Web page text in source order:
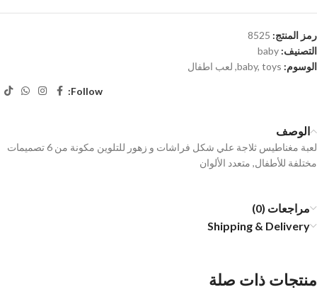
رمز المنتج: 8525
التصنيف: baby
الوسوم:
baby, toys
, لعب اطفال
Follow:
الوصف
لعبة مغناطيس ثلاجة علي شكل فراشات و زهور للتلوين مكونة من 6 تصميمات
مختلفة للأطفال, متعدد الألوان
مراجعات (0)
Shipping & Delivery
منتجات ذات صلة